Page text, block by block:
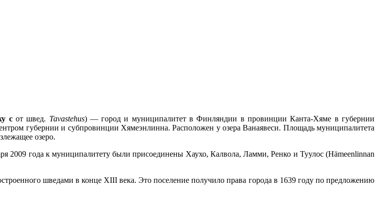
сот швед. Tavastehus) — город и муниципалитет в Финляндии в провинции Канта-Хяме в губернии
губернии и субпровинции Хямеэнлинна. Расположен у озера Ванаявеси. Площадь муниципалитета
озеро.
2009 года к муниципалитету были присоединены Хаухо, Калвола, Ламми, Ренко и Туулос (Hämeenlinnan
шведами в конце XIII века. Это поселение получило права города в 1639 году по предложению